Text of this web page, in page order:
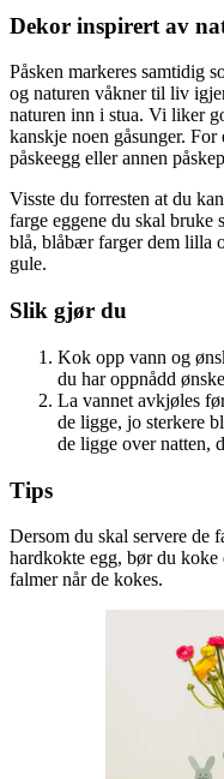
Dekor inspirert av
Påsken markeres samtidig
og naturen våkner til liv
naturen inn i stua. Vi liker
kanskje noen gåsunger.
påskeegg eller annen
Visste du forresten at du
farge eggene du skal bruke
blå, blåbær farger dem lilla
gule.
Slik gjør du
Kok opp vann og
du har oppnådd
La vannet avkjøles
de ligge, jo sterkere
de ligge over natten,
Tips
Dersom du skal servere de
hardkokte egg, bør du
falmer når de kokes.